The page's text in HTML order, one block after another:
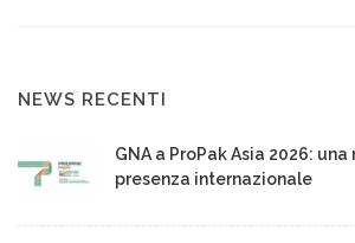
NEWS RECENTI
GNA a ProPak Asia 2026:
presenza internazionale